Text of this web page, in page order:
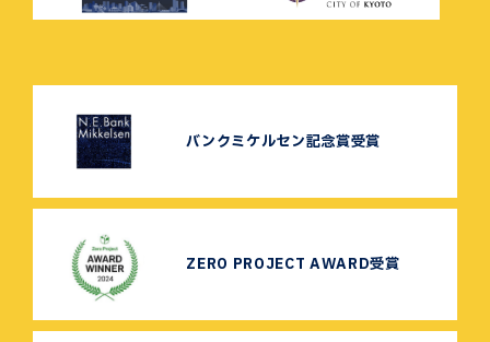
バンクミケルセン記念賞受賞
ZERO PROJECT AWARD受賞